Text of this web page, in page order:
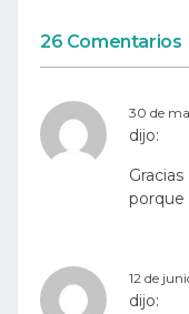
26 Comentarios
30 de
dijo:
porque
12 de
dijo: